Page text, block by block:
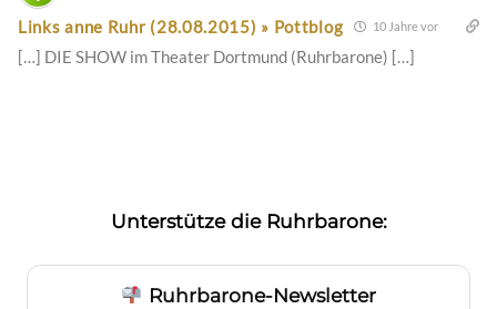
Links anne Ruhr (28.08.2015) » Pottblog 10 Jahre vor
[…] DIE SHOW im Theater Dortmund (Ruhrbarone) […]
Unterstütze die Ruhrbarone:
Ruhrbarone-Newsletter